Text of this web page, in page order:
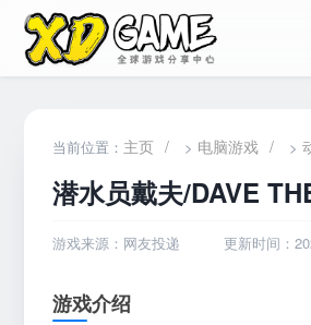
当前位置： 主页 / > 电脑游戏 / >
潜水员戴夫/DAVE
游戏来源：网友投递 更新时间：
游戏介绍